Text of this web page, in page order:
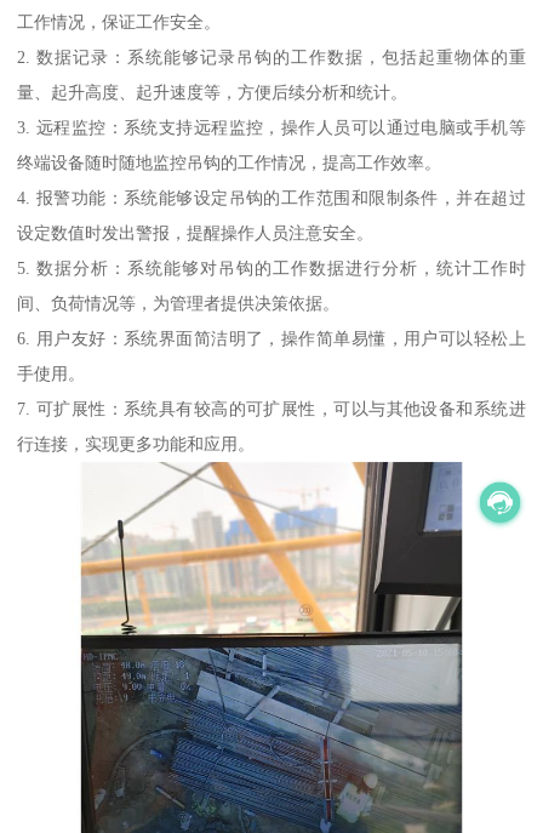
工作情况，保证工作安全。
2. 数据记录：系统能够记录吊钩的工作数据，包括起重物体的重
量、起升高度、起升速度等，方便后续分析和统计。
3. 远程监控：系统支持远程监控，操作人员可以通过电脑或手机等
终端设备随时随地监控吊钩的工作情况，提高工作效率。
4. 报警功能：系统能够设定吊钩的工作范围和限制条件，并在超过
设定数值时发出警报，提醒操作人员注意安全。
5. 数据分析：系统能够对吊钩的工作数据进行分析，统计工作时
间、负荷情况等，为管理者提供决策依据。
6. 用户友好：系统界面简洁明了，操作简单易懂，用户可以轻松上
手使用。
7. 可扩展性：系统具有较高的可扩展性，可以与其他设备和系统进
行连接，实现更多功能和应用。